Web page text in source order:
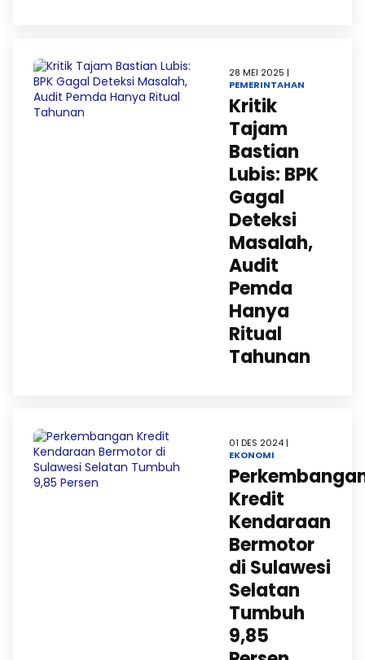
28 MEI 2025 |
PEMERINTAHAN
Kritik
Tajam
Bastian
Lubis: BPK
Gagal
Deteksi
Masalah,
Audit
Pemda
Hanya
Ritual
Tahunan
01 DES 2024 |
EKONOMI
Kredit
Kendaraan
Bermotor
di Sulawesi
Selatan
Tumbuh
9,85